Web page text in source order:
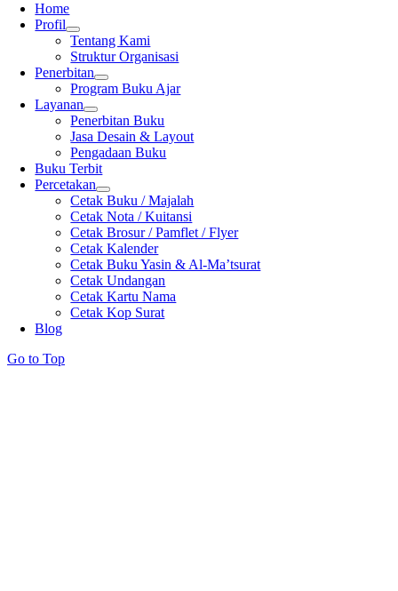
Home
Profil
Tentang Kami
Struktur Organisasi
Penerbitan
Program Buku Ajar
Layanan
Penerbitan Buku
Jasa Desain & Layout
Pengadaan Buku
Buku Terbit
Percetakan
Cetak Buku / Majalah
Cetak Nota / Kuitansi
Cetak Brosur / Pamflet / Flyer
Cetak Kalender
Cetak Buku Yasin & Al-Ma’tsurat
Cetak Undangan
Cetak Kartu Nama
Cetak Kop Surat
Blog
Go to Top